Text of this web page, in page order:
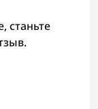
станьте